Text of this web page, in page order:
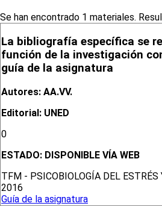
Se han encontrado 1 materiales.
La bibliografía específica se
función de la investigación
guía de la asignatura
Autores: AA.VV.
Editorial: UNED
0
ESTADO: DISPONIBLE VÍA WEB
TFM - PSICOBIOLOGÍA DEL
2016
Guía de la asignatura